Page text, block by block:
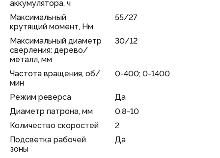
аккумулятора, ч
Максимальный
крутящий момент, Нм
55/27
Максимальный диаметр
сверления: дерево/
металл, мм
30/12
Частота вращения, об/
мин
0-400; 0-1400
Режим реверса
Да
Диаметр патрона, мм
0.8-10
Количество скоростей
2
Подсветка рабочей
зоны
Да